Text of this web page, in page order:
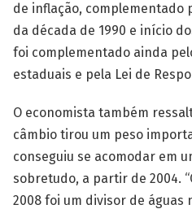
de inflação, complementado
da década de 1990 e início
foi complementado ainda
estaduais e pela Lei de
O economista também
câmbio tirou um peso
conseguiu se acomodar em
sobretudo, a partir de 2004.
2008 foi um divisor de